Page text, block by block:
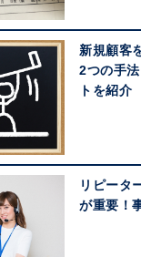
新規顧客
2つの手
トを紹介
リピータ
が重要！